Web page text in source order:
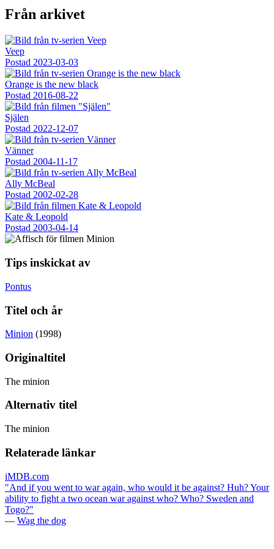
Från arkivet
Veep
Postad 2023-03-03
Orange is the new black
Postad 2016-08-22
Själen
Postad 2022-12-07
Vänner
Postad 2004-11-17
Ally McBeal
Postad 2002-02-28
Kate & Leopold
Postad 2003-04-14
Tips inskickat av
Pontus
Titel och år
Minion (1998)
Originaltitel
The minion
Alternativ titel
The minion
Relaterade länkar
iMDB.com
"And if you went to war again, who would it be against? Huh? Your
ability to fight a two ocean war against who? Who? Sweden and
Togo?"
— Wag the dog